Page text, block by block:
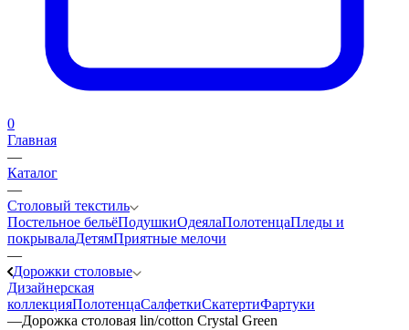
0
Главная
—
Каталог
—
Столовый текстиль
Постельное бельёПодушкиОдеялаПолотенцаПледы и
покрывалаДетямПриятные мелочи
—
Дорожки столовые
Дизайнерская
коллекцияПолотенцаСалфеткиСкатертиФартуки
—Дорожка столовая lin/cotton Crystal Green